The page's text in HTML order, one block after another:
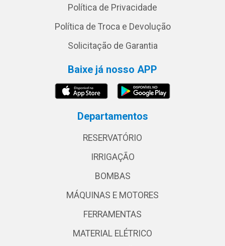
Política de Privacidade
Política de Troca e Devolução
Solicitação de Garantia
Baixe já nosso APP
Departamentos
RESERVATÓRIO
IRRIGAÇÃO
BOMBAS
MÁQUINAS E MOTORES
FERRAMENTAS
MATERIAL ELÉTRICO